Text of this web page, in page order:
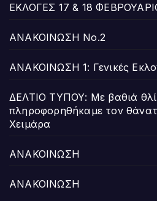
ΕΚΛΟΓΕΣ 17 & 18
ΑΝΑΚΟΙΝΩΣΗ Νο.2
ΑΝΑΚΟΙΝΩΣΗ 1: Γενικές
ΔΕΛΤΙΟ ΤΥΠΟΥ: Με βαθιά
πληροφορηθήκαμε τον
Χειμάρα
ΑΝΑΚΟΙΝΩΣΗ
ΑΝΑΚΟΙΝΩΣΗ